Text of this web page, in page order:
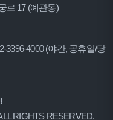
로 17 (예관동)
3396-4000 (야간, 공휴일/당
RIGHTS RESERVED.